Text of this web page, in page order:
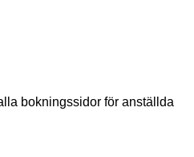
bokningssidor för anställda